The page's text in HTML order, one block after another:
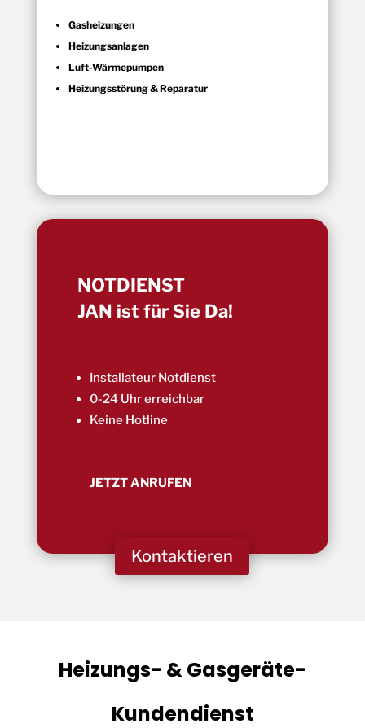
Gasheizungen
Heizungsanlagen
Luft-Wärmepumpen
Heizungsstörung & Reparatur
NOTDIENST
JAN ist für Sie Da!
Installateur Notdienst
0-24 Uhr erreichbar
Keine Hotline
JETZT ANRUFEN
Kontaktieren
Heizungs- & Gasgeräte-
Kundendienst